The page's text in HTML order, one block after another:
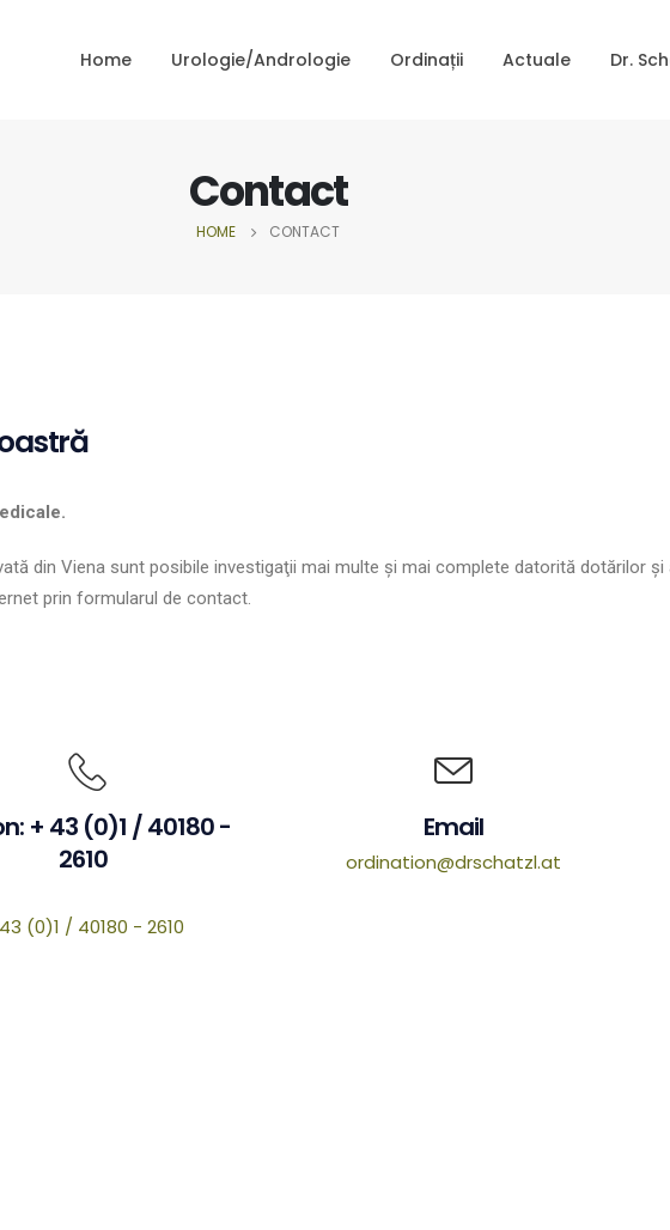
Home Urologie/Andrologie Ordinații Actuale Dr.
Contact
HOME CONTACT
din Viena sunt posibile investigaţii mai multe şi mai complete datorită dotărilor
prin formularul de contact.
+ 43 (0)1 / 40180 -
2610
(0)1 / 40180 - 2610
Email
ordination@drschatzl.at